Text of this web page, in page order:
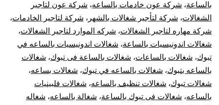
بالساعة، شركة عون خادمات بالساعه، شركة عون لتاجير
الشغالات، شركة لتأجير شغالات بالشهر ، شركة لتاجير الخادمات،
شركة مهاره لتاجير الشغالات، شركه الموارد لتاجير الشغالات،
شغالات اندونيسيات بالساعة، شغالات اندونيسيات بالساعه في
تبوك، شغالات بالساعات، شغالات بالساعة فى تبوك، شغالات
بالساعه بتبوك، شغالات بالساعه في تبوك، شغالات بساعه،
شغالات تبوك، شغالات تنظيف بالساعه، شغالات فلبينيات
بالساعه، شغالات فى تبوك بالساعة، شغالة بالساعه، شغاله